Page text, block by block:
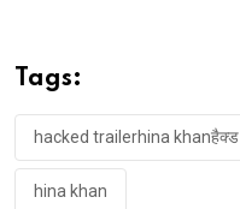
Tags:
hacked trailerhina khanहैक्ड
hina khan